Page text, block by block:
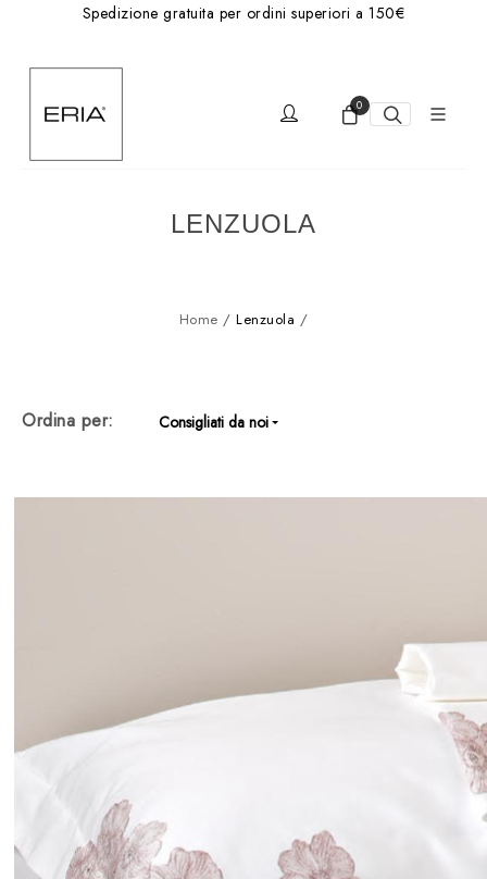
Spedizione gratuita per ordini superiori a 150€
0
LENZUOLA
Home / Lenzuola /
Ordina per: Consigliati da noi